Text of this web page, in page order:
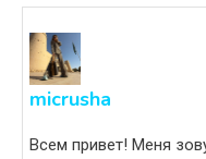
micrusha
Всем привет! Меня